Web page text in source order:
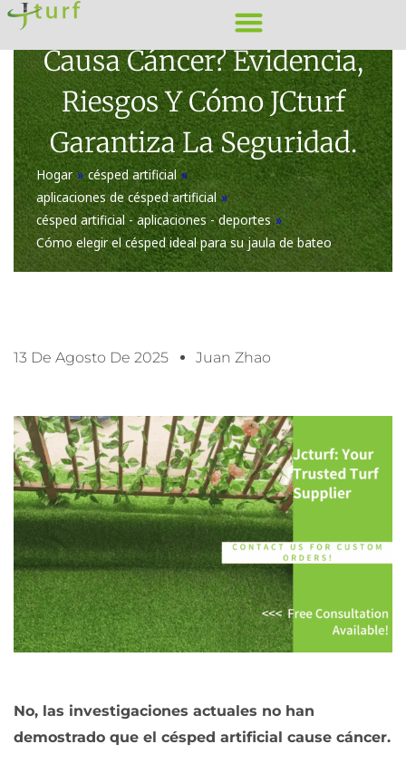
Ir
contenido
¿El Césped Artificial
Causa Cáncer? Evidencia,
Riesgos Y Cómo JCturf
Garantiza La Seguridad.
Hogar » césped artificial »
aplicaciones de césped artificial »
césped artificial - aplicaciones - deportes »
Cómo elegir el césped ideal para su jaula de bateo
13 De Agosto De 2025 Juan Zhao
No, las investigaciones actuales no han
demostrado que el césped artificial cause cáncer.